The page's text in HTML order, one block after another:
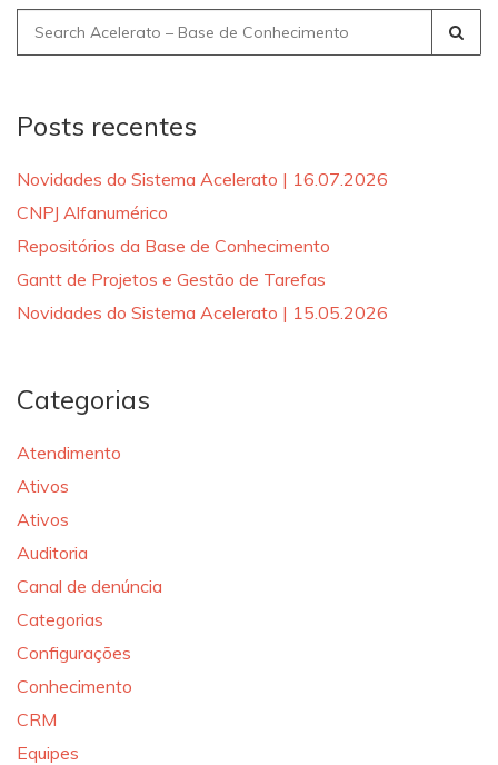
Search
for:
Posts recentes
Novidades do Sistema Acelerato | 16.07.2026
CNPJ Alfanumérico
Repositórios da Base de Conhecimento
Gantt de Projetos e Gestão de Tarefas
Novidades do Sistema Acelerato | 15.05.2026
Categorias
Atendimento
Ativos
Ativos
Auditoria
Canal de denúncia
Categorias
Configurações
Conhecimento
CRM
Equipes